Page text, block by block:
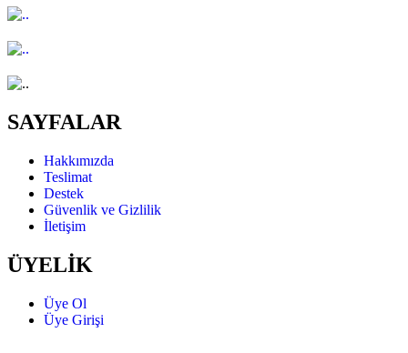
SAYFALAR
Hakkımızda
Teslimat
Destek
Güvenlik ve Gizlilik
İletişim
ÜYELİK
Üye Ol
Üye Girişi